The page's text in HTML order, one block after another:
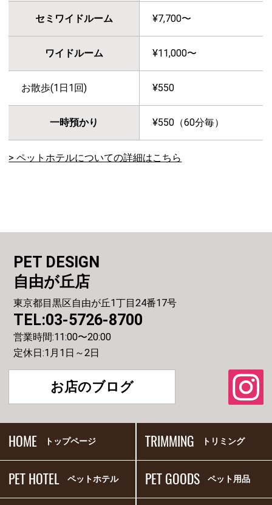
セミワイドルーム ¥7,700〜
ワイドルーム ¥11,000〜
お散歩(1日1回) ¥550
一時預かり ¥550（60分毎）
> ペットホテルについての詳細はこちら
PET DESIGN
自由が丘店
東京都目黒区自由が丘1丁目24番17号
TEL:03-5726-8700
営業時間:11:00〜20:00
定休日:1月1日～2日
お店のブログ
HOME トップページ TRIMMING トリミング
PET HOTEL ペットホテル PET GOODS ペット用品